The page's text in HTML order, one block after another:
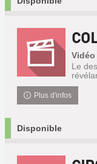
Vidéo
Le
Plus d'infos
Disponible